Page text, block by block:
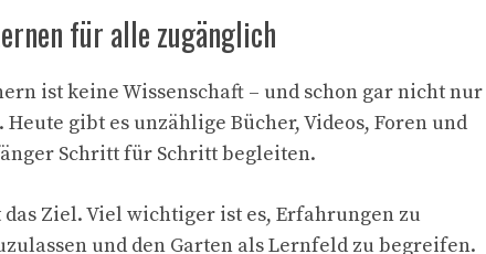
für alle zugänglich
ist keine Wissenschaft – und schon gar nicht nur
gibt es unzählige Bücher, Videos, Foren und
Schritt für Schritt begleiten.
Ziel. Viel wichtiger ist es, Erfahrungen zu
und den Garten als Lernfeld zu begreifen.